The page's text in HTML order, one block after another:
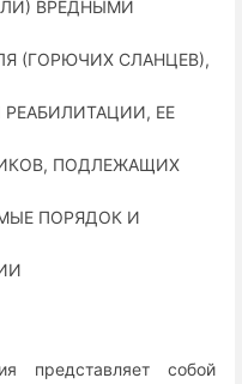
ВРЕДНЫМИ
(ГОРЮЧИХ СЛАНЦЕВ),
ЕЕ
ПОДЛЕЖАЩИХ
ПОРЯДОК И
представляет собой